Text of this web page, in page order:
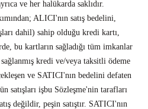
ve her halükarda saklıdır.
ALICI'nın satış bedelini,
dahil) sahip olduğu kredi kartı,
bu kartların sağladığı tüm imkanlar
kredi ve/veya taksitli ödeme
ve SATICI'nın bedelini defaten
satışları işbu Sözleşme'nin tarafları
değildir, peşin satıştır. SATICI'nın